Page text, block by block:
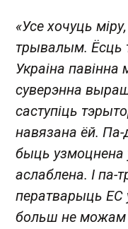
«Усе хочуць
трывалым. Ёсць
Украіна
суверэнна
саступіць
навязана ёй. Па-
быць узмоцнена
аслаблена. І па-
ператварыць ЕС
больш не можам